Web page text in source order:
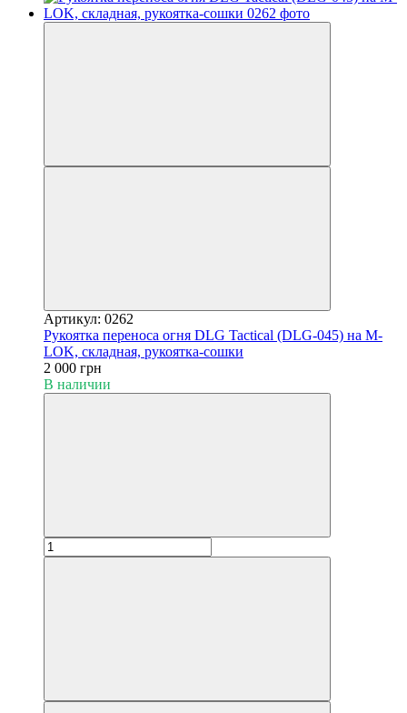
Артикул: 0262
Рукоятка переноса огня DLG Tactical (DLG-045) на M-
LOK, складная, рукоятка-сошки
2 000 грн
В наличии